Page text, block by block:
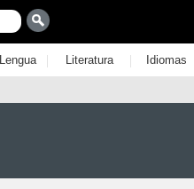
Lengua | Literatura | Idiomas